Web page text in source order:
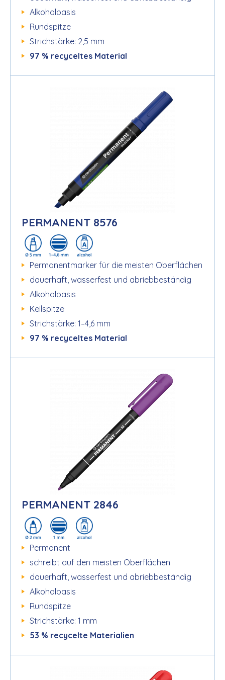
Alkoholbasis
Rundspitze
Strichstärke: 2,5 mm
97 % recyceltes Material
PERMANENT 8576
Permanentmarker für die meisten Oberflächen
dauerhaft, wasserfest und abriebbeständig
Alkoholbasis
Keilspitze
Strichstärke: 1–4,6 mm
97 % recyceltes Material
PERMANENT 2846
Permanent
schreibt auf den meisten Oberflächen
dauerhaft, wasserfest und abriebbeständig
Alkoholbasis
Rundspitze
Strichstärke: 1 mm
53 % recycelte Materialien